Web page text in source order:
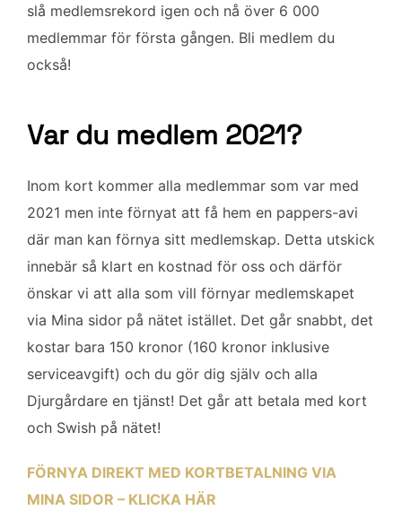
slå medlemsrekord igen och nå över 6 000
medlemmar för första gången. Bli medlem du
också!
Var du medlem 2021?
Inom kort kommer alla medlemmar som var med
2021 men inte förnyat att få hem en pappers-avi
där man kan förnya sitt medlemskap. Detta utskick
innebär så klart en kostnad för oss och därför
önskar vi att alla som vill förnyar medlemskapet
via Mina sidor på nätet istället. Det går snabbt, det
kostar bara 150 kronor (160 kronor inklusive
serviceavgift) och du gör dig själv och alla
Djurgårdare en tjänst! Det går att betala med kort
och Swish på nätet!
FÖRNYA DIREKT MED KORTBETALNING VIA
MINA SIDOR – KLICKA HÄR